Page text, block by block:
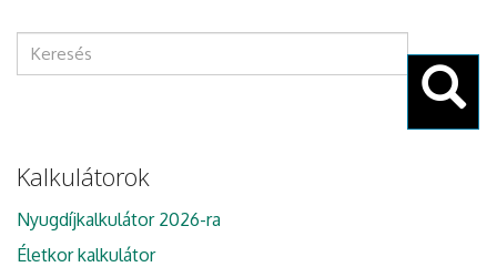
Keresés
űrlap
Kalkulátorok
Nyugdíjkalkulátor 2026-ra
Életkor kalkulátor